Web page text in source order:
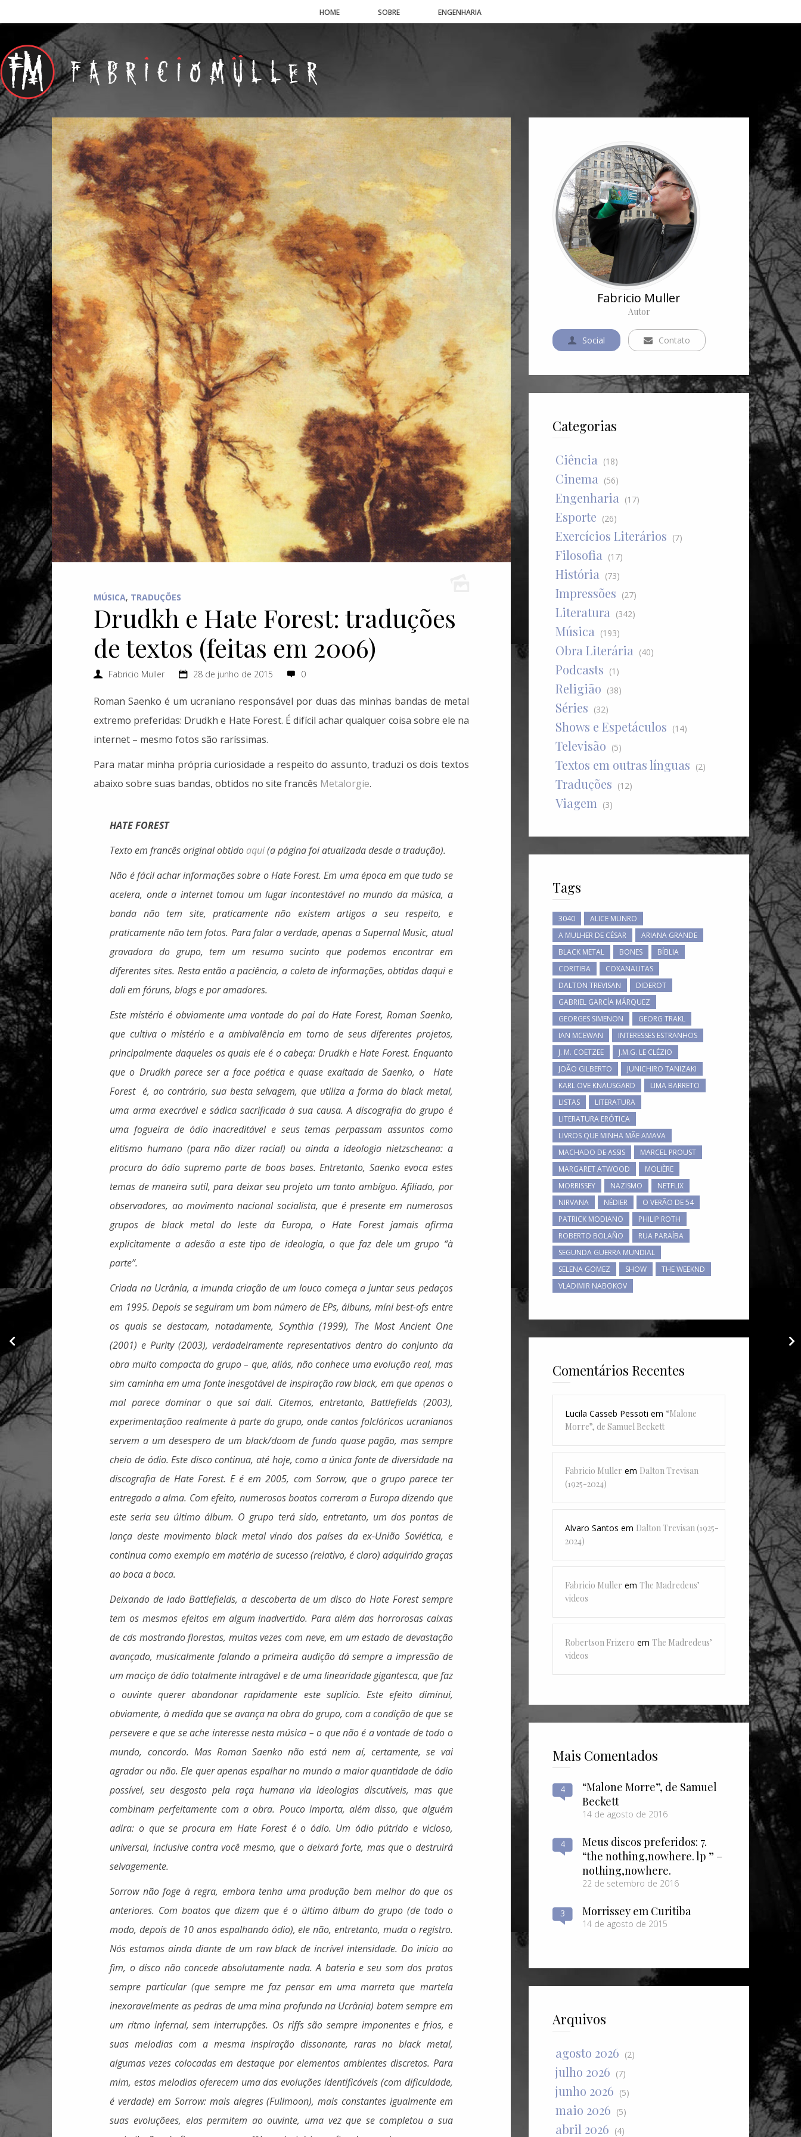
HOME SOBRE ENGENHARIA
Foto tirada no início
dos anos 2000
MÚSICA, TRADUÇÕES
Drudkh e Hate Forest: traduções
de textos (feitas em 2006)
Fabricio Muller 28 de junho de 2015 0
Roman Saenko é um ucraniano responsável por duas das minhas bandas de metal
extremo preferidas: Drudkh e Hate Forest. É difícil achar qualquer coisa sobre ele na
internet – mesmo fotos são raríssimas.
Para matar minha própria curiosidade a respeito do assunto, traduzi os dois textos
abaixo sobre suas bandas, obtidos no site francês Metalorgie.
HATE FOREST
Texto em francês original obtido aqui(a página foi atualizada desde a tradução).
Não é fácil achar informações sobre o Hate Forest. Em uma época em que tudo se
acelera, onde a internet tomou um lugar incontestável no mundo da música, a
banda não tem site, praticamente não existem artigos a seu respeito, e
praticamente não tem fotos. Para falar a verdade, apenas a Supernal Music, atual
gravadora do grupo, tem um resumo sucinto que podemos encontrar em
diferentes sites. Resta então a paciência, a coleta de informações, obtidas daqui e
dali em fóruns, blogs e por amadores.
Este mistério é obviamente uma vontade do pai do Hate Forest, Roman Saenko,
que cultiva o mistério e a ambivalência em torno de seus diferentes projetos,
principalmente daqueles os quais ele é o cabeça: Drudkh e Hate Forest. Enquanto
que o Drudkh parece ser a face poética e quase exaltada de Saenko, o Hate
Forest é, ao contrário, sua besta selvagem, que utiliza a forma do black metal,
uma arma execrável e sádica sacrificada à sua causa. A discografia do grupo é
uma fogueira de ódio inacreditável e seus temas perpassam assuntos como
elitismo humano (para não dizer racial) ou ainda a ideologia nietzscheana: a
procura do ódio supremo parte de boas bases. Entretanto, Saenko evoca estes
temas de maneira sutil, para deixar seu projeto um tanto ambíguo. Afiliado, por
observadores, ao movimento nacional socialista, que é presente em numerosos
grupos de black metal do leste da Europa, o Hate Forest jamais afirma
explicitamente a adesão a este tipo de ideologia, o que faz dele um grupo “à
parte”.
Criada na Ucrânia, a imunda criação de um louco começa a juntar seus pedaços
em 1995. Depois se seguiram um bom número de EPs, álbuns, míni best-ofs entre
os quais se destacam, notadamente, Scynthia (1999), The Most Ancient One
(2001) e Purity (2003), verdadeiramente representativos dentro do conjunto da
obra muito compacta do grupo – que, aliás, não conhece uma evolução real, mas
sim caminha em uma fonte inesgotável de inspiração raw black, em que apenas o
mal parece dominar o que sai dali. Citemos, entretanto, Battlefields (2003),
experimentaçãoo realmente à parte do grupo, onde cantos folclóricos ucranianos
servem a um desespero de um black/doom de fundo quase pagão, mas sempre
cheio de ódio. Este disco continua, até hoje, como a única fonte de diversidade na
discografia de Hate Forest. E é em 2005, com Sorrow, que o grupo parece ter
entregado a alma. Com efeito, numerosos boatos correram a Europa dizendo que
este seria seu último álbum. O grupo terá sido, entretanto, um dos pontas de
lança deste movimento black metal vindo dos países da ex-União Soviética, e
continua como exemplo em matéria de sucesso (relativo, é claro) adquirido graças
ao boca a boca.
Deixando de lado Battlefields, a descoberta de um disco do Hate Forest sempre
tem os mesmos efeitos em algum inadvertido. Para além das horrorosas caixas
de cds mostrando florestas, muitas vezes com neve, em um estado de devastação
avançado, musicalmente falando a primeira audição dá sempre a impressão de
um maciço de ódio totalmente intragável e de uma linearidade gigantesca, que faz
o ouvinte querer abandonar rapidamente este suplício. Este efeito diminui,
obviamente, à medida que se avança na obra do grupo, com a condição de que se
persevere e que se ache interesse nesta música – o que não é a vontade de todo o
mundo, concordo. Mas Roman Saenko não está nem aí, certamente, se vai
agradar ou não. Ele quer apenas espalhar no mundo a maior quantidade de ódio
possível, seu desgosto pela raça humana via ideologias discutíveis, mas que
combinam perfeitamente com a obra. Pouco importa, além disso, que alguém
adira: o que se procura em Hate Forest é o ódio. Um ódio pútrido e vicioso,
universal, inclusive contra você mesmo, que o deixará forte, mas que o destruirá
selvagemente.
Sorrow não foge à regra, embora tenha uma produção bem melhor do que os
anteriores. Com boatos que dizem que é o último álbum do grupo (de todo o
modo, depois de 10 anos espalhando ódio), ele não, entretanto, muda o registro.
Nós estamos ainda diante de um raw black de incrível intensidade. Do início ao
fim, o disco não concede absolutamente nada. A bateria e seu som dos pratos
sempre particular (que sempre me faz pensar em uma marreta que martela
inexoravelmente as pedras de uma mina profunda na Ucrânia) batem sempre em
um ritmo infernal, sem interrupções. Os riffs são sempre imponentes e frios, e
suas melodias com a mesma inspiração dissonante, raras no black metal,
algumas vezes colocadas em destaque por elementos ambientes discretos. Para
mim, estas melodias oferecem uma das evoluções identificáveis (com dificuldade,
é verdade) em Sorrow: mais alegres (Fullmoon), mais constantes igualmente em
suas evoluçõees, elas permitem ao ouvinte, uma vez que se completou a sua
Fabricio Muller
Autor
Social Contato
Categorias
Ciência (18)
Cinema (56)
Engenharia (17)
Esporte (26)
Exercícios Literários (7)
Filosofia (17)
História (73)
Impressões (27)
Literatura (342)
Música (193)
Obra Literária (40)
Podcasts (1)
Religião (38)
Séries (32)
Shows e Espetáculos (14)
Televisão (5)
Textos em outras línguas (2)
Traduções (12)
Viagem (3)
Tags
3040
ALICE MUNRO
A MULHER DE CÉSAR
ARIANA GRANDE
BLACK METAL
BONES
BÍBLIA
CORITIBA
COXANAUTAS
DALTON TREVISAN
DIDEROT
GABRIEL GARCÍA MÁRQUEZ
GEORGES SIMENON
GEORG TRAKL
IAN MCEWAN
INTERESSES ESTRANHOS
J. M. COETZEE
J.M.G. LE CLÉZIO
JOÃO GILBERTO
JUNICHIRO TANIZAKI
KARL OVE KNAUSGARD
LIMA BARRETO
LISTAS
LITERATURA
LITERATURA ERÓTICA
LIVROS QUE MINHA MÃE AMAVA
MACHADO DE ASSIS
MARCEL PROUST
MARGARET ATWOOD
MOLIÈRE
MORRISSEY
NAZISMO
NETFLIX
NIRVANA
NÉDIER
O VERÃO DE 54
PATRICK MODIANO
PHILIP ROTH
ROBERTO BOLAÑO
RUA PARAÍBA
SEGUNDA GUERRA MUNDIAL
SELENA GOMEZ
SHOW
THE WEEKND
VLADIMIR NABOKOV
Comentários Recentes
Lucila Casseb Pessoti em “Malone
Morre”, de Samuel Beckett
Fabricio Muller em Dalton Trevisan
(1925-2024)
Alvaro Santos em Dalton Trevisan (1925-
2024)
Fabricio Muller em The Madredeus’
videos
Robertson Frizero em The Madredeus’
videos
Mais Comentados
4
“Malone Morre”, de Samuel
Beckett
14 de agosto de 2016
4
Meus discos preferidos: 7.
“the nothing​,​nowhere. lp ” –
nothing​,​nowhere.
22 de setembro de 2016
3 Morrissey em Curitiba
14 de agosto de 2015
Arquivos
agosto 2026 (2)
julho 2026 (7)
junho 2026 (5)
maio 2026 (5)
abril 2026 (4)